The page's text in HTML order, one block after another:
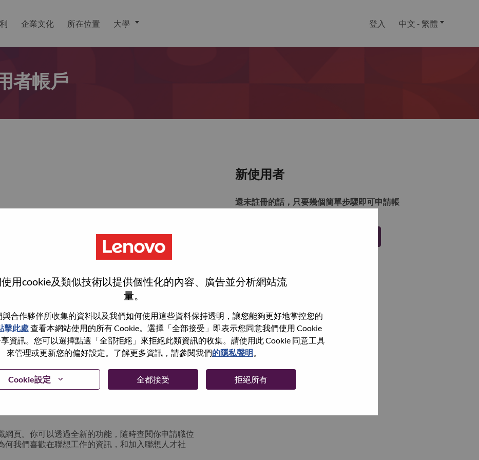
用cookie及類似技術以提供個性化的內容、廣告並分析網站流
量。
合作夥伴所收集的資料以及我們如何使用這些資料保持透明，讓您能夠更好地掌控您的
擊此處查看本網站使用的所有 Cookie。選擇「全部接受」即表示您同意我們使用 Cookie
資訊。您可以選擇點選「全部拒絕」來拒絕此類資訊的收集。請使用此 Cookie 同意工具
來管理或更新您的偏好設定。了解更多資訊，請參閱我們的隱私聲明。
Cookie設定 全都接受 拒絕所有
企業文化 所在位置 大學 登入 中文 - 繁體
者帳戶
，你可以選擇”忘記密碼”重新設定你的登入資料
連絡我們的人力資源部門hrsupport@lenovo.com請
及在郵件中例明你遇到的問題和附上截圖。我們
頁。你可以透過全新的功能，隨時查閱你申請職位
何我們喜歡在聯想工作的資訊，和加入聯想人才社
新使用者
還未註冊的話，只要幾個簡單步驟即可申請帳